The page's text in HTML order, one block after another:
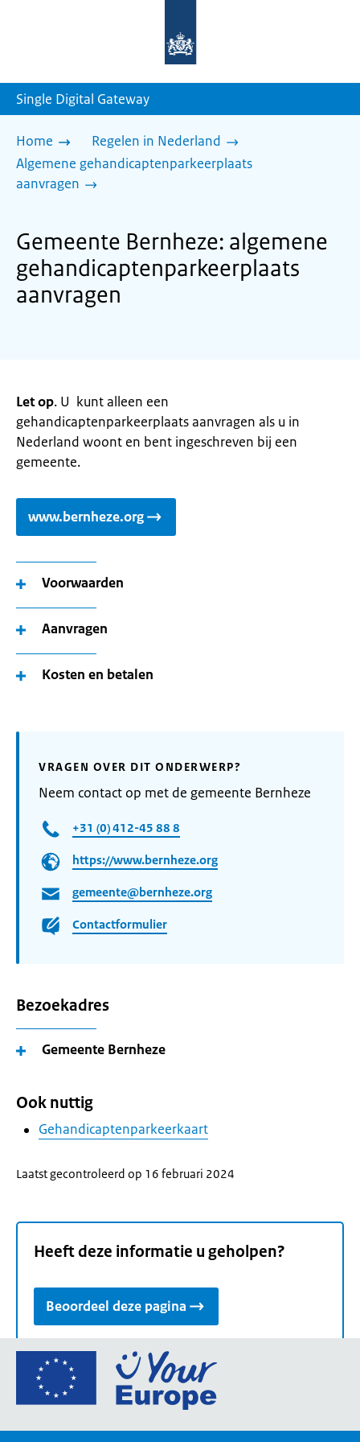
homepage
Single Digital Gateway
Home
Regelen in Nederland
Algemene gehandicaptenparkeerplaats
aanvragen
Gemeente Bernheze: algemene
gehandicaptenparkeerplaats
aanvragen
Let op. U kunt alleen een
gehandicaptenparkeerplaats aanvragen als u in
Nederland woont en bent ingeschreven bij een
gemeente.
www.bernheze.org
Voorwaarden
Aanvragen
Kosten en betalen
VRAGEN OVER DIT ONDERWERP?
Neem contact op met de gemeente Bernheze
+31 (0) 412-45 88 8
https://www.bernheze.org
gemeente@bernheze.org
Contactformulier
Bezoekadres
Gemeente Bernheze
Ook nuttig
Gehandicaptenparkeerkaart
Laatst gecontroleerd op 16 februari 2024
Heeft deze informatie u geholpen?
Beoordeel deze pagina
Ga
de